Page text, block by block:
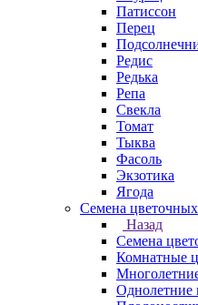
Патиссон
Перец
Редис
Редька
Репа
Свекла
Томат
Тыква
Фасоль
Экзотика
Ягода
Семена цветочных
Назад
Семена
Комнатные
Однолетние